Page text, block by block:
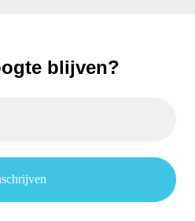
blijven?